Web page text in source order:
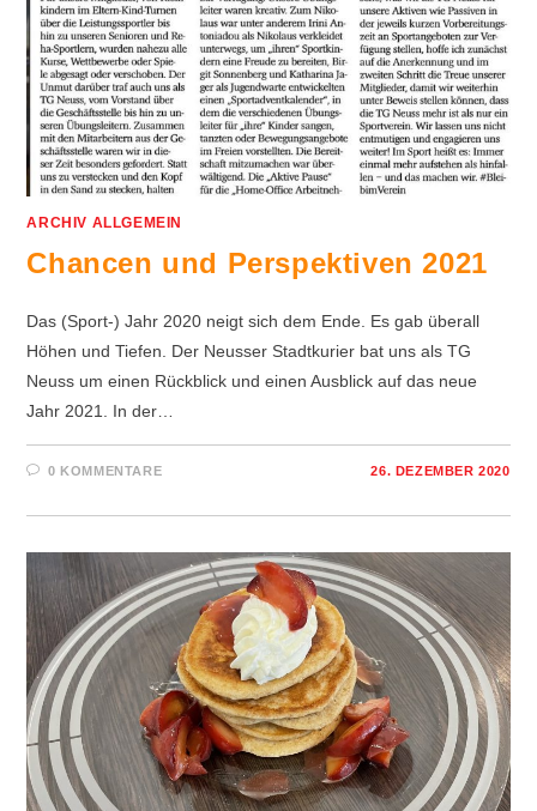
ARCHIV ALLGEMEIN
Chancen und Perspektiven 2021
Das (Sport-) Jahr 2020 neigt sich dem Ende. Es gab überall
Höhen und Tiefen. Der Neusser Stadtkurier bat uns als TG
Neuss um einen Rückblick und einen Ausblick auf das neue
Jahr 2021. In der…
0 KOMMENTARE 26. DEZEMBER 2020